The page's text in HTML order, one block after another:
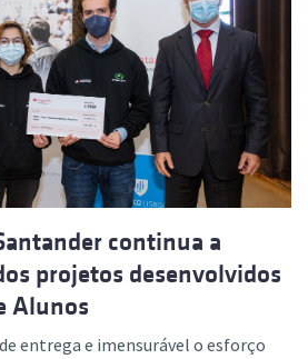
continua a
projetos desenvolvidos
Alunos
entrega e imensurável o esforço